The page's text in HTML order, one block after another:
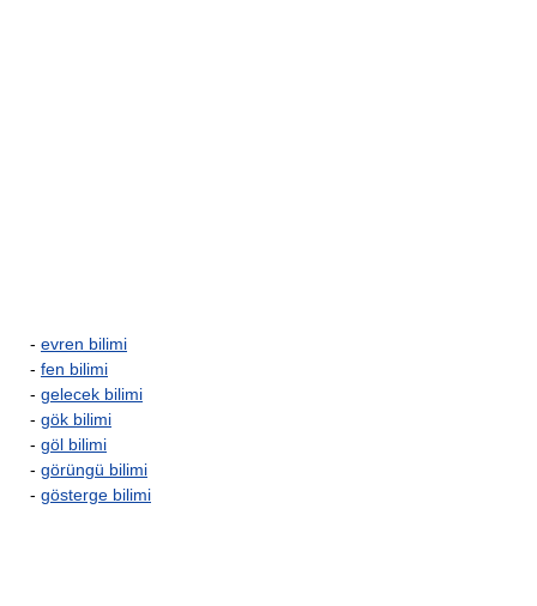
- evren bilimi
- fen bilimi
- gelecek bilimi
- gök bilimi
- göl bilimi
- görüngü bilimi
- gösterge bilimi